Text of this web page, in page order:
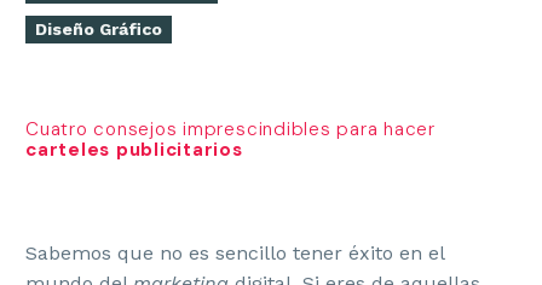
Diseño Gráfico
Cuatro consejos imprescindibles para hacer
carteles publicitarios
Sabemos que no es sencillo tener éxito en el